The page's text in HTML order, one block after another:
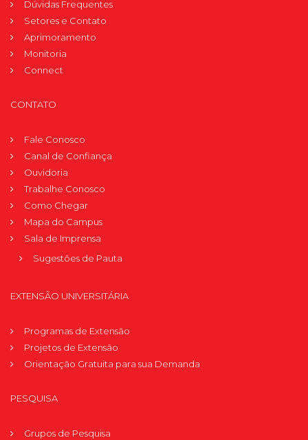
Dúvidas Frequentes
Setores e Contato
Aprimoramento
Monitoria
Connect
CONTATO
Fale Conosco
Canal de Confiança
Ouvidoria
Trabalhe Conosco
Como Chegar
Mapa do Campus
Sala de Imprensa
Sugestões de Pauta
EXTENSÃO UNIVERSITÁRIA
Programas de Extensão
Projetos de Extensão
Orientação Gratuita para sua Demanda
PESQUISA
Grupos de Pesquisa